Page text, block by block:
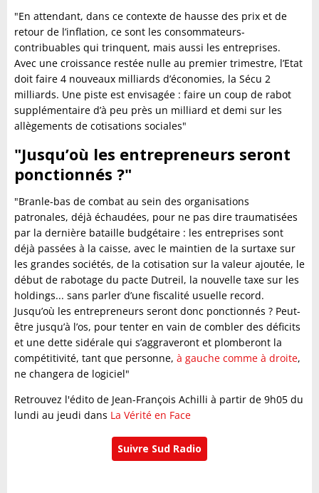
"En attendant, dans ce contexte de hausse des prix et de
retour de l’inflation, ce sont les consommateurs-
contribuables qui trinquent, mais aussi les entreprises.
Avec une croissance restée nulle au premier trimestre, l’Etat
doit faire 4 nouveaux milliards d’économies, la Sécu 2
milliards. Une piste est envisagée : faire un coup de rabot
supplémentaire d’à peu près un milliard et demi sur les
allègements de cotisations sociales"
"Jusqu’où les entrepreneurs seront
ponctionnés ?"
"Branle-bas de combat au sein des organisations
patronales, déjà échaudées, pour ne pas dire traumatisées
par la dernière bataille budgétaire : les entreprises sont
déjà passées à la caisse, avec le maintien de la surtaxe sur
les grandes sociétés, de la cotisation sur la valeur ajoutée, le
début de rabotage du pacte Dutreil, la nouvelle taxe sur les
holdings... sans parler d’une fiscalité usuelle record.
Jusqu’où les entrepreneurs seront donc ponctionnés ? Peut-
être jusqu’à l’os, pour tenter en vain de combler des déficits
et une dette sidérale qui s’aggraveront et plomberont la
compétitivité, tant que personne, à gauche comme à droite,
ne changera de logiciel"
Retrouvez l'édito de Jean-François Achilli à partir de 9h05 du
lundi au jeudi dans La Vérité en Face
Suivre Sud Radio